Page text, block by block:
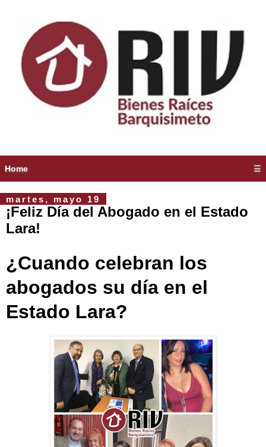
Home ☰
martes, mayo 19
¡Feliz Día del Abogado en el Estado
Lara!
¿Cuando celebran los
abogados su día en el
Estado Lara?